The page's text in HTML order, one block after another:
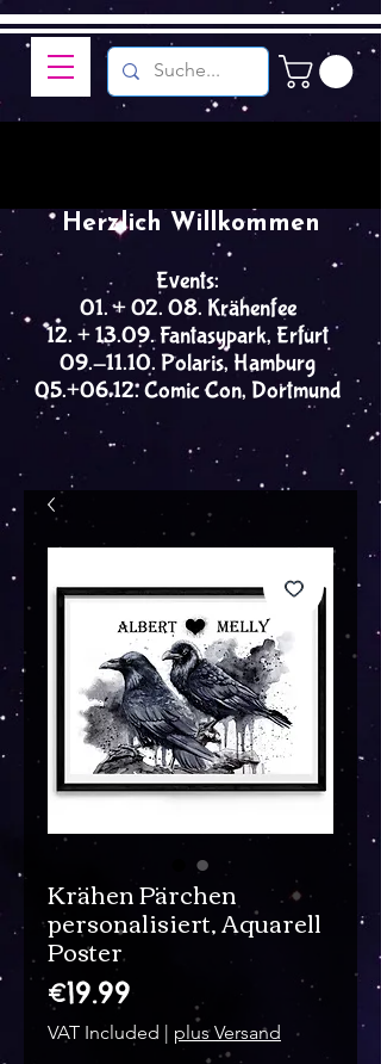
Events:
01. + 02. 08. Krähenfee
12. + 13.09. Fantasypark, Erfurt
09.-11.10. Polaris, Hamburg
05.+06.12. Comic Con, Dortmund
Herzlich Willkommen
Krähen Pärchen
personalisiert, Aquarell
Poster
€19.99
VAT Included | plus Versand